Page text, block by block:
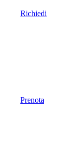
Richiedi
Prenota